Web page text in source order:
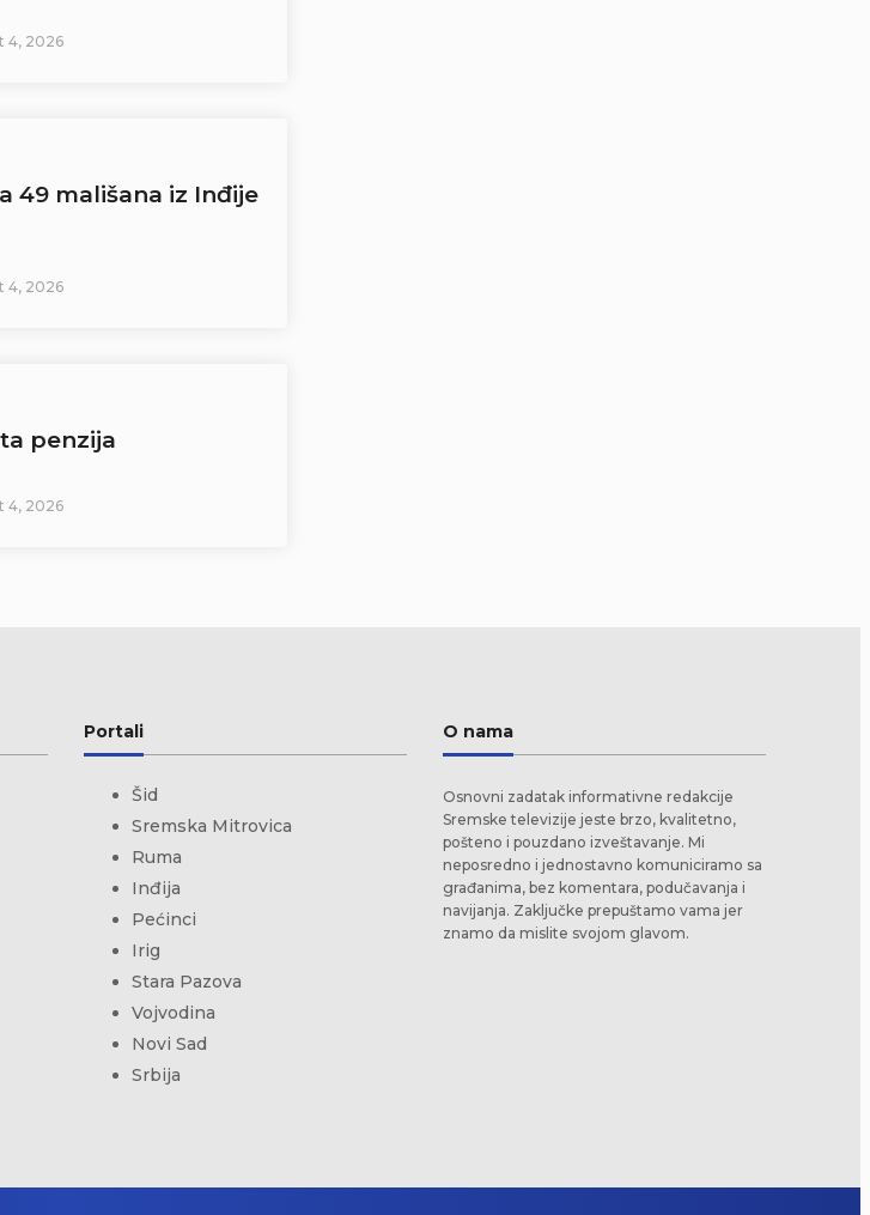
4, 2026
49 mališana iz Inđije
4, 2026
penzija
4, 2026
Portali
Šid
Sremska Mitrovica
Ruma
Inđija
Pećinci
Irig
Stara Pazova
Vojvodina
Novi Sad
Srbija
O nama
Osnovni zadatak informativne redakcije
Sremske televizije jeste brzo, kvalitetno,
pošteno i pouzdano izveštavanje. Mi
neposredno i jednostavno komuniciramo sa
građanima, bez komentara, podučavanja i
navijanja. Zaključke prepuštamo vama jer
znamo da mislite svojom glavom.